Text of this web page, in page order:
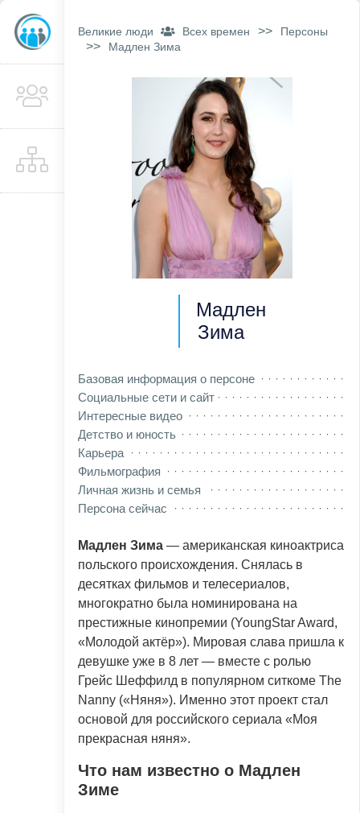
Великие люди Всех времен >> Персоны
>> Мадлен Зима
Мадлен
Зима
Базовая информация о персоне
Социальные сети и сайт
Интересные видео
Детство и юность
Карьера
Фильмография
Личная жизнь и семья
Персона сейчас
Мадлен Зима — американская киноактриса
польского происхождения. Снялась в
десятках фильмов и телесериалов,
многократно была номинирована на
престижные кинопремии (YoungStar Award,
«Молодой актёр»). Мировая слава пришла к
девушке уже в 8 лет — вместе с ролью
Грейс Шеффилд в популярном ситкоме The
Nanny («Няня»). Именно этот проект стал
основой для российского сериала «Моя
прекрасная няня».
Что нам известно о Мадлен
Зиме